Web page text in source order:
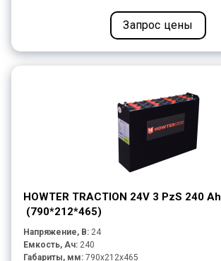
Запрос цены
HOWTER TRACTION 24V 3 PzS 240 Ah
(790*212*465)
Напряжение, В: 24
Емкость, Ач: 240
Габариты, мм: 790x212x465